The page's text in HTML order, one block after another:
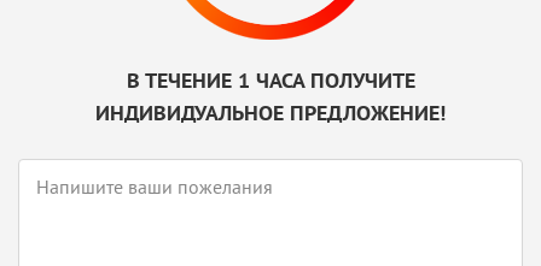
В ТЕЧЕНИЕ 1 ЧАСА ПОЛУЧИТЕ
ИНДИВИДУАЛЬНОЕ ПРЕДЛОЖЕНИЕ!